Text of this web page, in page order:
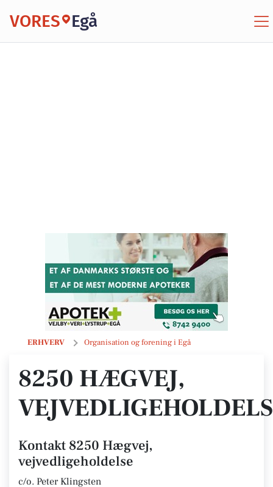
VORES Egå
ERHVERV Organisation og forening i Egå
8250 Hægvej, vejvedligeholdelse
8250 HÆGVEJ,
Kontakt 8250 Hægvej,
vejvedligeholdelse
c/o. Peter Klingsten